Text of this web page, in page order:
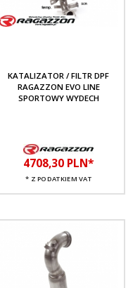
KATALIZATOR / FILTR DPF
RAGAZZON EVO LINE
SPORTOWY WYDECH
4708,30 PLN*
* Z PODATKIEM VAT